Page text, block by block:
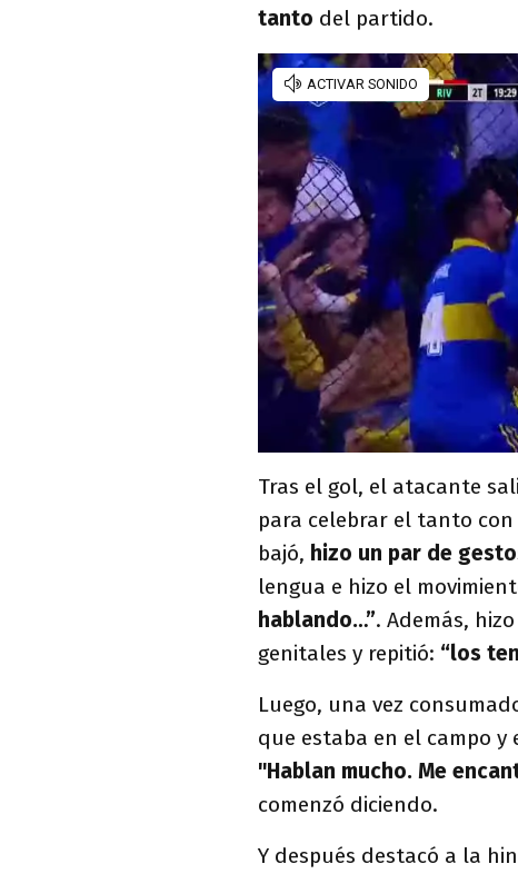
tanto del partido.
Tras el gol, el atacante
para celebrar el tanto con
bajó, hizo un par de
lengua e hizo el
hablando…”. Además,
genitales y repitió: “los
Luego, una vez
que estaba en el campo y
"Hablan mucho. Me
comenzó diciendo.
Y después destacó a la